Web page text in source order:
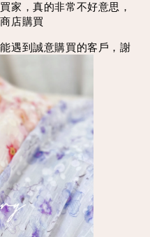
家，真的非常不好意思，
店購買
遇到誠意購買的客戶，謝